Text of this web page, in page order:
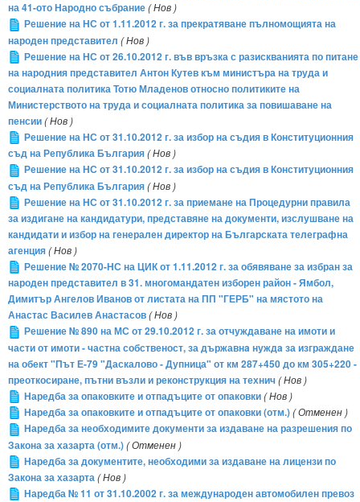
на 41-ото Народно събрание( Нов )
Решение на НС от 1.11.2012 г. за прекратяване пълномощията на
народен представител ( Нов )
Решение на НС от 26.10.2012 г. във връзка с разискванията по питане
на народния представител Антон Кутев към министъра на труда и
социалната политика Тотю Младенов относно политиките на
Министерството на труда и социалната политика за повишаване на
пенсии( Нов )
Решение на НС от 31.10.2012 г. за избор на съдия в Конституционния
съд на Република България( Нов )
Решение на НС от 31.10.2012 г. за избор на съдия в Конституционния
съд на Република България( Нов )
Решение на НС от 31.10.2012 г. за приемане на Процедурни правила
за издигане на кандидатури, представяне на документи, изслушване на
кандидати и избор на генерален директор на Българската телеграфна
агенция( Нов )
Решение № 2070-НС на ЦИК от 1.11.2012 г. за обявяване за избран за
народен представител в 31. многомандатен изборен район - Ямбол,
Димитър Ангелов Иванов от листата на ПП "ГЕРБ" на мястото на
Анастас Василев Анастасов( Нов )
Решение № 890 на МС от 29.10.2012 г. за отчуждаване на имоти и
части от имоти - частна собственост, за държавнa нуждa за изграждане
на обект "Път Е-79 "Даскалово - Дупница" от км 287+450 до км 305+220 -
преоткосиране, пътни възли и реконструкция на технич( Нов )
Наредба за опаковките и отпадъците от опаковки( Нов )
Наредба за опаковките и отпадъците от опаковки (отм.)( Отменен )
Наредба за необходимите документи за издаване на разрешения по
Закона за хазарта (отм.)( Отменен )
Наредба за документите, необходими за издаване на лицензи по
Закона за хазарта( Нов )
Наредба № 11 от 31.10.2002 г. за международен автомобилен превоз